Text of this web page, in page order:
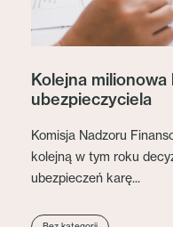
Kolejna milionowa
ubezpieczyciela
Komisja Nadzoru
kolejną w tym roku
ubezpieczeń karę...